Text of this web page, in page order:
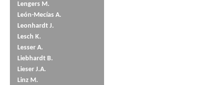
Lengers M.
León-Mecías A.
Leonhardt J.
Lesch K.
Lesser A.
Liebhardt B.
Lieser J.A.
Linz M.